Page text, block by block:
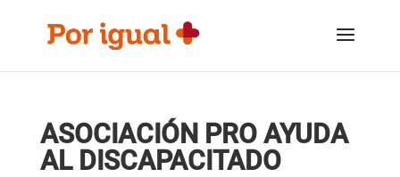
contenido
navegación
ASOCIACIÓN PRO AYUDA
AL DISCAPACITADO